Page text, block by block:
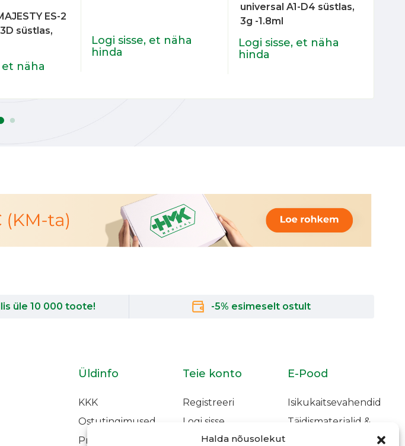
Halda nõusolekut
ES-2
süstlas,
et näha
Logi sisse, et näha
hinda
universal A1-D4 süstlas,
3g -1.8ml
Logi sisse, et näha
hinda
üle 10 000 toote! -5% esimeselt ostult
Üldinfo
KKK
Ostutingimused
Privaatsus
Teie konto
Registreeri
Logi sisse
Lemmiktooted
E-Pood
Isikukaitsevahendid
Täidismaterjalid &